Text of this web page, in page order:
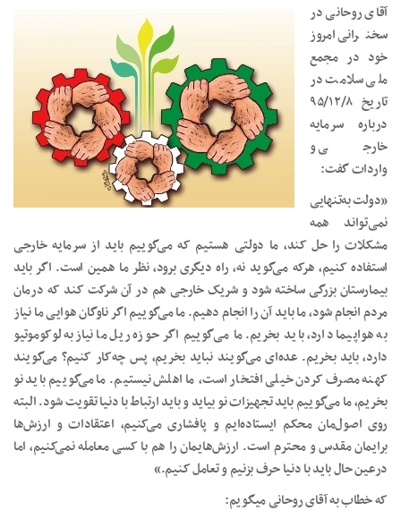
آقای روحانی در
سخنرانی امروز
خود در مجمع
ملی سلامت در
تاریخ ۹۵/۱۲/۸
درباره سرمایه
خارجی و
واردات گفت:
«دولت به‌تنهایی
نمی‌تواند همه
مشکلات را حل کند، ما دولتی هستیم که می‌گوییم باید از سرمایه خارجی
استفاده کنیم، هرکه می‌گوید نه، راه دیگری برود، نظر ما همین است. اگر باید
بیمارستان بزرگی ساخته شود و شریک خارجی هم در آن شرکت کند که درمان
مردم انجام شود، ما باید آن را انجام دهیم. ما می‌گوییم اگر ناوگان هوایی ما نیاز
به هواپیما دارد، باید بخریم. ما می‌گوییم اگر حوزه ریل ما نیاز به لوکوموتیو
دارد، باید بخریم. عده‌ای می‌گویند نباید بخریم، پس چه‌کار کنیم؟ می‌گویند
کهنه مصرف کردن خیلی افتخار است، ما اهلش نیستیم. ما می‌گوییم باید نو
بخریم، ما می‌گوییم باید تجهیزات نو بیاید و باید ارتباط با دنیا تقویت شود. البته
روی اصول‌مان محکم ایستاده‌ایم و پافشاری می‌کنیم، اعتقادات و ارزش‌ها
برایمان مقدس و محترم است. ارزش‌هایمان را هم با کسی معامله نمی‌کنیم، اما
درعین حال باید با دنیا حرف بزنیم و تعامل کنیم.»
که خطاب به آقای روحانی میگویم: